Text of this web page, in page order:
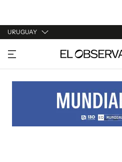
URUGUAY
URUGUAY
ARGENTINA
ESTADOS UNIDOS